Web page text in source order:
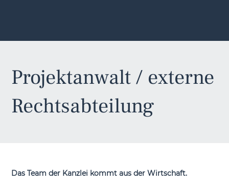
Projektanwalt / externe
Rechtsabteilung
Das Team der Kanzlei kommt aus der Wirtschaft.